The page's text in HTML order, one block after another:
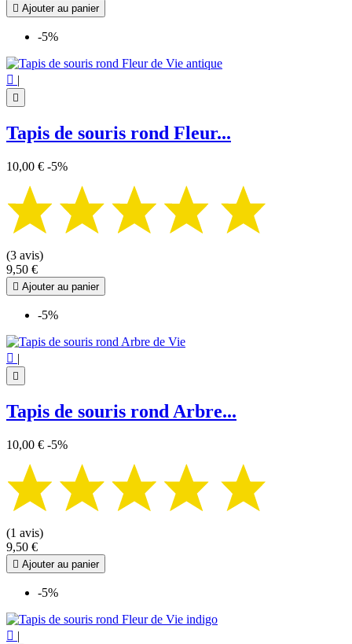
 Ajouter au panier
-5%
 |

Tapis de souris rond Fleur...
10,00 € -5%
(3 avis)
9,50 €
 Ajouter au panier
-5%
 |

Tapis de souris rond Arbre...
10,00 € -5%
(1 avis)
9,50 €
 Ajouter au panier
-5%
 |